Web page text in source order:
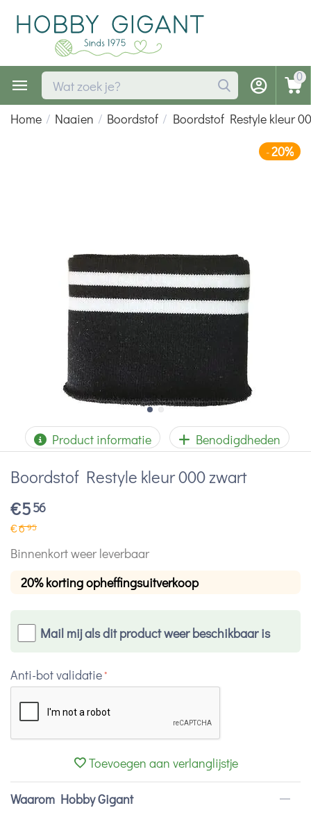
0
Home / Naaien / Boordstof / Boordstof Restyle kleur
-20%
Product informatie Benodigdheden
Boordstof Restyle kleur 000 zwart
€556
€695
Binnenkort weer leverbaar
20% korting opheffingsuitverkoop
Mail mij als dit product weer beschikbaar is
Anti-bot validatie
Toevoegen aan verlanglijstje
Waarom Hobby Gigant